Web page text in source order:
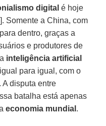
digital é hoje
Somente a China, com
dentro, graças a
e produtores de
inteligência artificial
para igual, com o
. A disputa entre
batalha está apenas
economia mundial .